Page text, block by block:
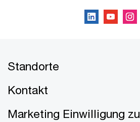
Standorte
Kontakt
Marketing Einwilligung zu